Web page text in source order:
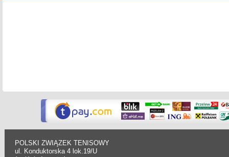
POLSKI ZWIĄZEK TENISOWY
ul. Konduktorska 4 lok.19/U